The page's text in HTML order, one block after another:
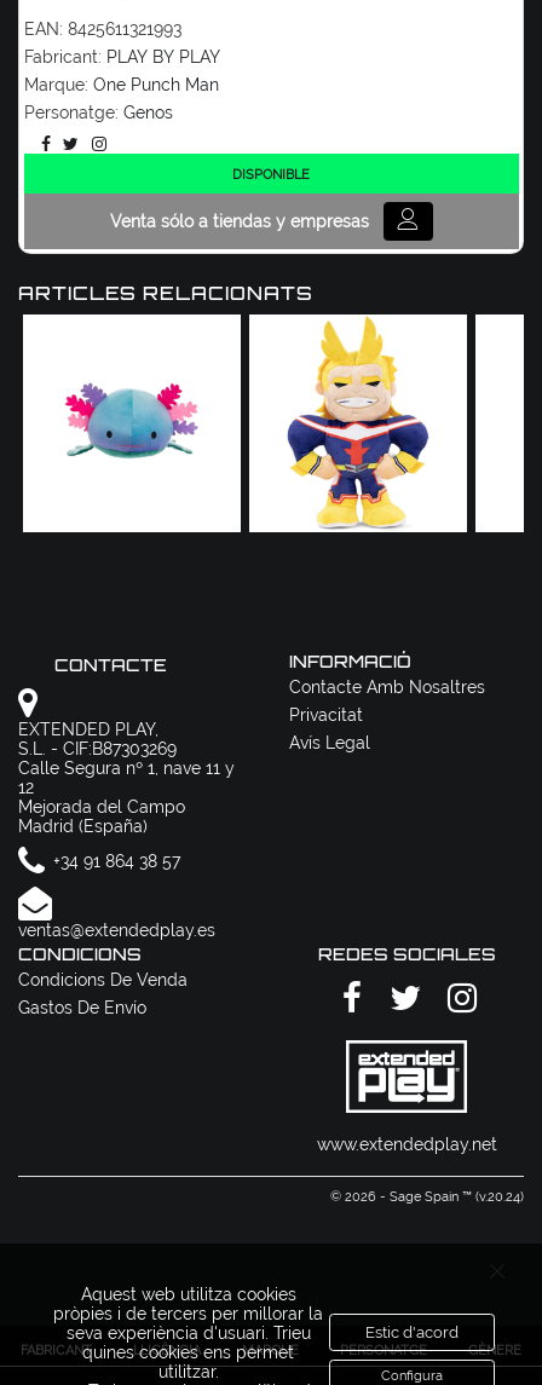
FABRICANT LLICÈNCIA MARQUE PERSONATGE GÈNERE
EAN: 8425611321993
Fabricant: PLAY BY PLAY
Marque: One Punch Man
Personatge: Genos
DISPONIBLE
Venta sólo a tiendas y empresas
ARTICLES RELACIONATS
CONTACTE
EXTENDED PLAY,
S.L. - CIF:B87303269
Calle Segura nº 1, nave 11 y
12
Mejorada del Campo
Madrid (España)
+34 91 864 38 57
ventas@extendedplay.es
INFORMACIÓ
Contacte Amb Nosaltres
Privacitat
Avís Legal
CONDICIONS
Condicions De Venda
Gastos De Envío
REDES SOCIALES
www.extendedplay.net
© 2026 - Sage Spain ™ (v.20.24)
Aquest web utilitza cookies
pròpies i de tercers per millorar la
seva experiència d'usuari. Trieu
quines cookies ens permet
utilitzar.
Estic d'acord
Configura